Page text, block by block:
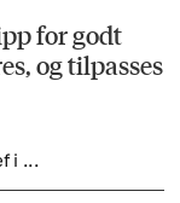
for godt
og tilpasses
i ...